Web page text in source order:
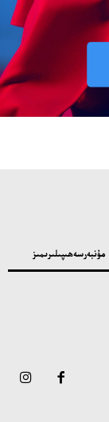
مۇنبەرسەھىپىلىرىمىز